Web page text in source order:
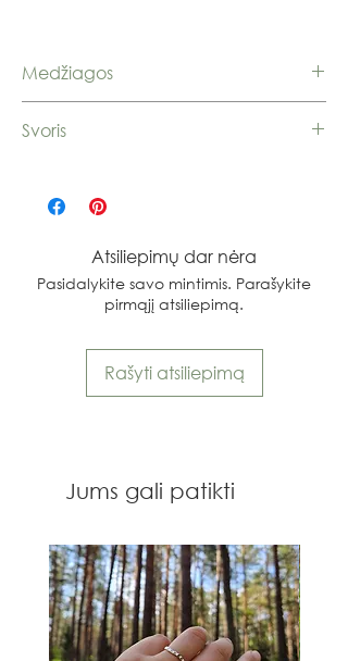
Medžiagos
Svoris
Atsiliepimų dar nėra
Pasidalykite savo mintimis. Parašykite
pirmąjį atsiliepimą.
Rašyti atsiliepimą
Jums gali patikti